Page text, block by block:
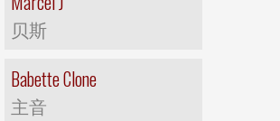
贝斯
Babette Clone
主音